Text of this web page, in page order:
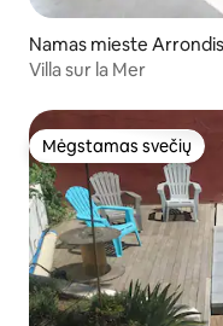
Namas mieste
Villa sur la Mer
Mėgstamas svečių
Mėgstamas svečių